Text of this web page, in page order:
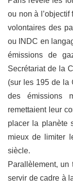
ou non à
volontaires des
ou INDC en
émissions de
Secrétariat de la
(sur les 195 de la
des émissions
remettaient leur
placer la planète
mieux de limiter
siècle.
Parallèlement,
servir de cadre à